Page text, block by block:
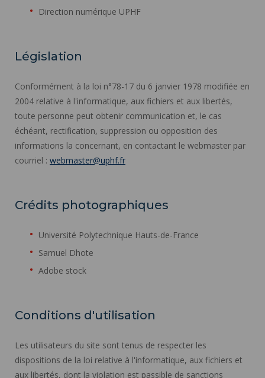
Direction numérique UPHF
Législation
Conformément à la loi n°78-17 du 6 janvier 1978 modifiée en
2004 relative à l'informatique, aux fichiers et aux libertés,
toute personne peut obtenir communication et, le cas
échéant, rectification, suppression ou opposition des
informations la concernant, en contactant le webmaster par
courriel : webmaster@uphf.fr
Crédits photographiques
Université Polytechnique Hauts-de-France
Samuel Dhote
Adobe stock
Conditions d'utilisation
Les utilisateurs du site sont tenus de respecter les
dispositions de la loi relative à l'informatique, aux fichiers et
aux libertés, dont la violation est passible de sanctions